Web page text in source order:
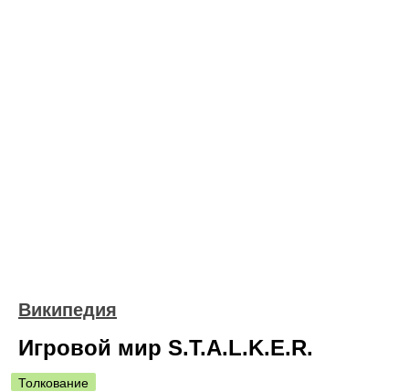
Википедия
Игровой мир S.T.A.L.K.E.R.
Толкование